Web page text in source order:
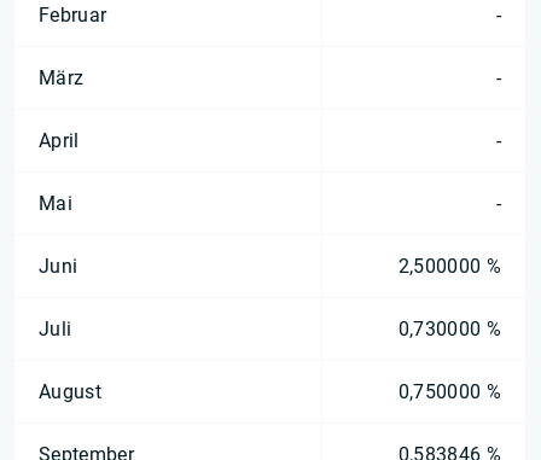
Februar -
März -
April -
Mai -
Juni 2,500000 %
Juli 0,730000 %
August 0,750000 %
September 0,583846 %